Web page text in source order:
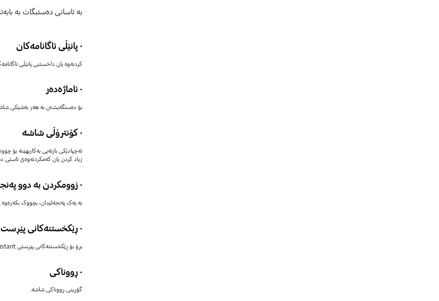
بە ئاسانی دەستبگات بە
· پانێڵی ئاگانامەکان
کردنەوە یان داخستنی پانێڵی
· ئاماژەدەر
بۆ دەستگەیشتن بە هەر بەشێکی
· کۆنترۆڵی شاشە
تەچپادێکی بازنەیی بەکاربهێنە بۆ
زیاد کردن یان کەمکردنەوەی ئاستی
· زوومکردن بە دوو
بە یەک پەنجەلێدان، بچووک بکەرەوە
· ڕێکخستنەکانی پێڕست
بڕۆ بۆ ڕێکخستنەکانی پێڕستی Assistant (یاریدەدەر).
· ڕووناکی
گۆڕینی ڕووناکی شاشە.